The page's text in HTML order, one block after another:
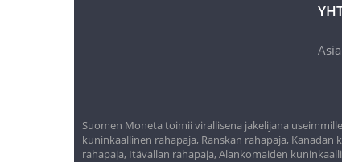
Suomen Moneta toimii virallisena jakelijana
kuninkaallinen rahapaja, Ranskan rahapaja,
rahapaja, Itävallan rahapaja, Alankomaiden